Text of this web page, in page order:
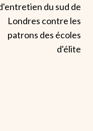
du sud de
Londres contre les
patrons des écoles
d'élite